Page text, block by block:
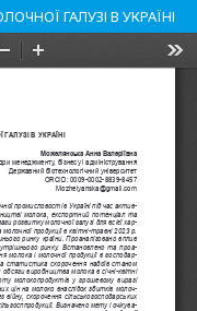
ГАЛУЗІ В УКРАЇНІ